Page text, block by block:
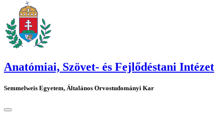
Anatómiai, Szövet- és Fejlődéstani Intézet
Semmelweis Egyetem, Általános Orvostudományi Kar